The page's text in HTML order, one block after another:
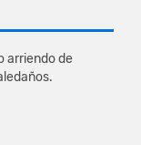
arriendo de